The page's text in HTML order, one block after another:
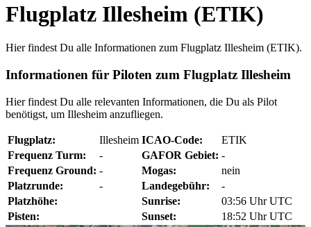
Flugplatz Illesheim (ETIK)
Hier findest Du alle Informationen zum Flugplatz Illesheim (ETIK).
Informationen für Piloten zum Flugplatz Illesheim
Hier findest Du alle relevanten Informationen, die Du als Pilot
benötigst, um Illesheim anzufliegen.
Flugplatz: Illesheim ICAO-Code:
ETIK
Frequenz Turm:
- GAFOR Gebiet: -
Frequenz Ground: - Mogas:
nein
Platzrunde:
- Landegebühr:
-
Platzhöhe:
Sunrise:
03:56 Uhr UTC
Pisten:
Sunset: 18:52 Uhr UTC